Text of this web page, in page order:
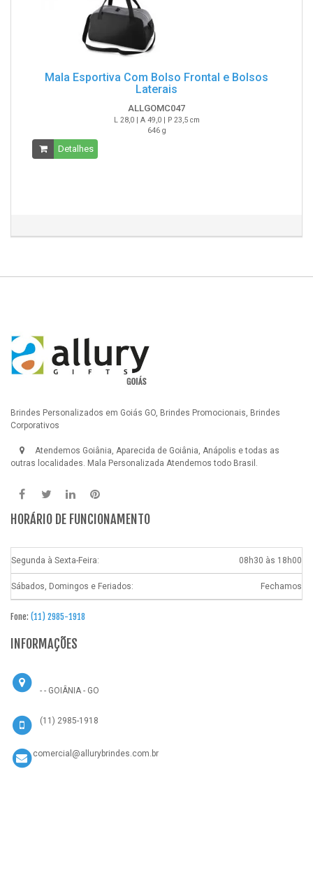
Mala Esportiva Com Bolso Frontal e Bolsos
Laterais
ALLGOMC047
L 28,0 | A 49,0 | P 23,5 cm
646 g
Detalhes
Brindes Personalizados em Goiás GO, Brindes Promocionais, Brindes
Corporativos
Atendemos Goiânia, Aparecida de Goiânia, Anápolis e todas as
outras localidades. Mala Personalizada Atendemos todo Brasil.
HORÁRIO DE FUNCIONAMENTO
Segunda à Sexta-Feira: 08h30 às 18h00
Sábados, Domingos e Feriados: Fechamos
Fone: (11) 2985-1918
INFORMAÇÕES
- - GOIÂNIA - GO
(11) 2985-1918
comercial@allurybrindes.com.br